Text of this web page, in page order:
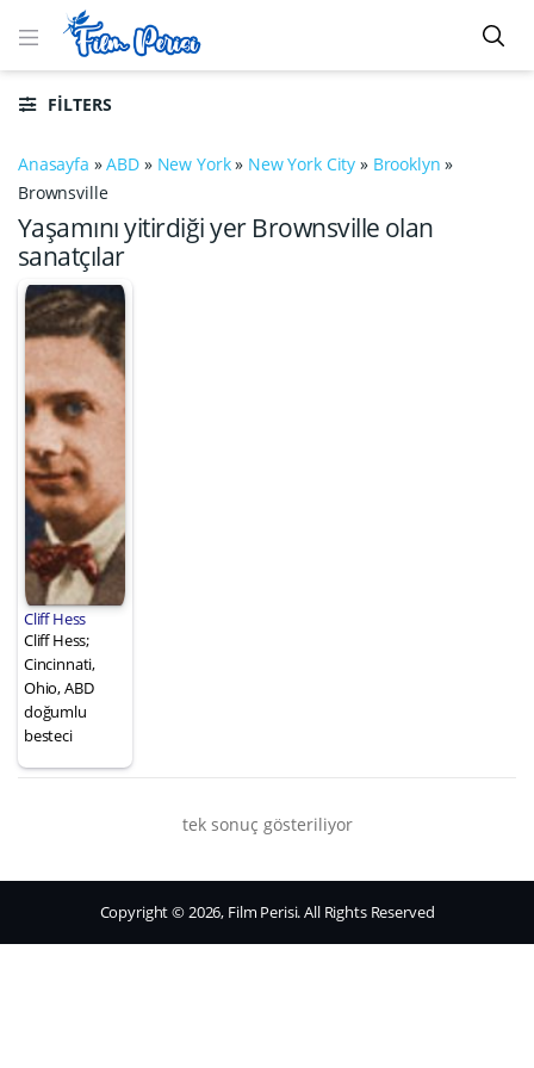
FILTERS
Anasayfa »ABD » New York» New York City » Brooklyn »
Brownsville
Yaşamını yitirdiği yer Brownsville olan
sanatçılar
Cliff Hess
Cliff Hess;
Cincinnati,
Ohio, ABD
doğumlu
besteci
tek sonuç gösteriliyor
Copyright © 2026, Film Perisi. All Rights Reserved